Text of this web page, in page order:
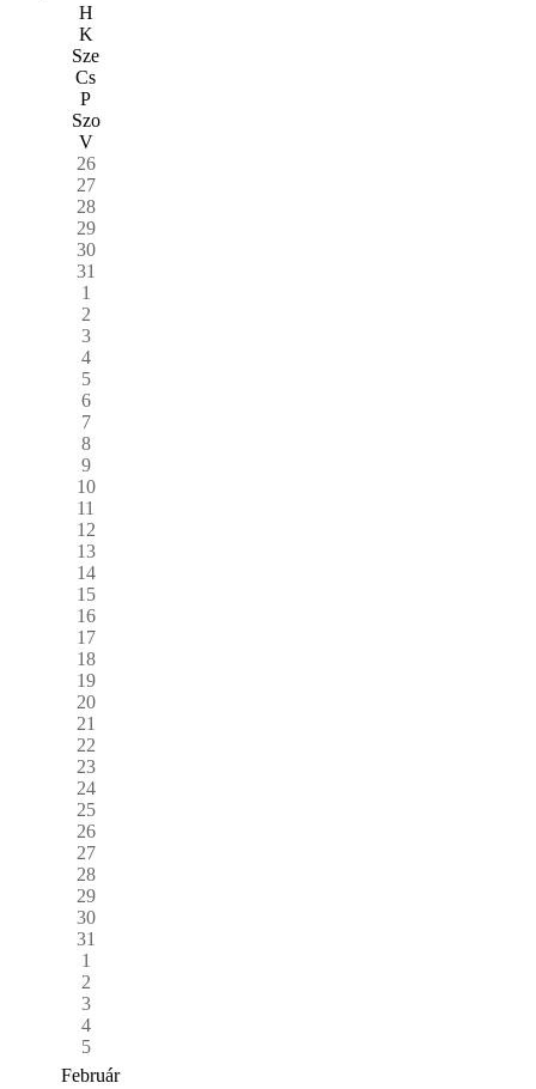
H
K
Sze
Cs
P
Szo
V
26
27
28
29
30
31
1
2
3
4
5
6
7
8
9
10
11
12
13
14
15
16
17
18
19
20
21
22
23
24
25
26
27
28
29
30
31
1
2
3
4
5
Február